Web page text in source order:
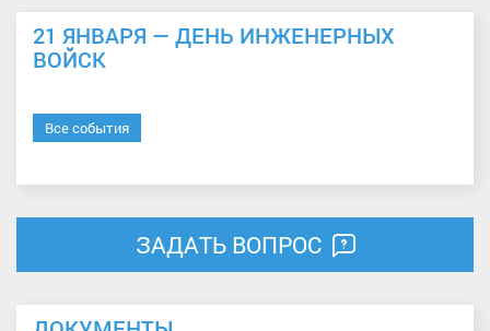
21 ЯНВАРЯ — ДЕНЬ ИНЖЕНЕРНЫХ
ВОЙСК
Все события
ЗАДАТЬ ВОПРОС